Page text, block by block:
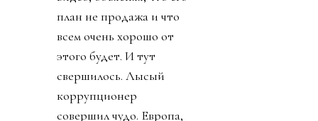
план не продажа и что
всем очень хорошо от
этого будет. И тут
свершилось. Лысый
коррупционер
совершил чудо. Европа,